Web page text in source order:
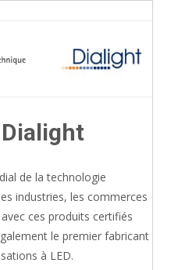
Dialight
de la technologie
industries, les commerces
ces produits certifiés
le premier fabricant
à LED.